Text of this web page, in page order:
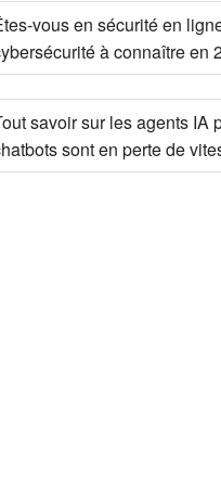
vous en sécurité en
à connaître en
savoir sur les agents IA
sont en perte de